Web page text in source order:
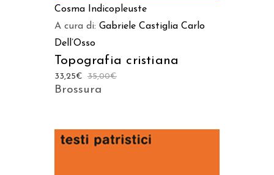
Cosma Indicopleuste
A cura di: Gabriele Castiglia Carlo
Dell’Osso
Topografia cristiana
35,00€
33,25€
Brossura